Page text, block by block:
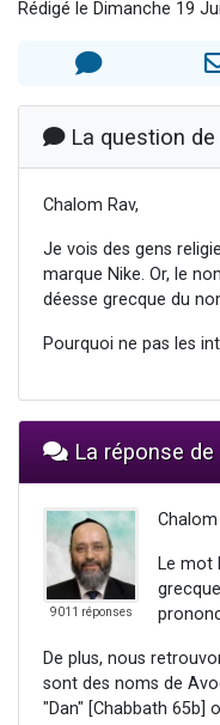
Il
12
Rédigé le Dimanche 19
La question de
Chalom Rav,
Je vois des gens
marque Nike. Or, le
déesse grecque du
Pourquoi ne pas les
La réponse de
9011 réponses
Chalom
Le mot
De plus, nous
sont des noms de
"Dan" [Chabbath 65b]